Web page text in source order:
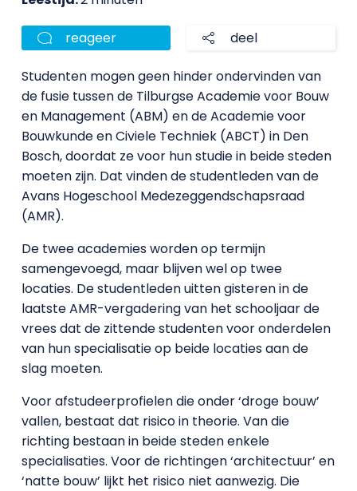
reageer deel
Studenten mogen geen hinder ondervinden van
de fusie tussen de Tilburgse Academie voor Bouw
en Management (ABM) en de Academie voor
Bouwkunde en Civiele Techniek (ABCT) in Den
Bosch, doordat ze voor hun studie in beide steden
moeten zijn. Dat vinden de studentleden van de
Avans Hogeschool Medezeggendschapsraad
(AMR).
De twee academies worden op termijn
samengevoegd, maar blijven wel op twee
locaties. De studentleden uitten gisteren in de
laatste AMR-vergadering van het schooljaar de
vrees dat de zittende studenten voor onderdelen
van hun specialisatie op beide locaties aan de
slag moeten.
Voor afstudeerprofielen die onder ‘droge bouw’
vallen, bestaat dat risico in theorie. Van die
richting bestaan in beide steden enkele
specialisaties. Voor de richtingen ‘architectuur’ en
‘natte bouw’ lijkt het risico niet aanwezig. Die